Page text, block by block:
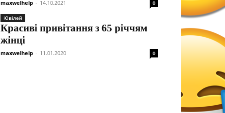
maxwelhelp - 14.10.2021 0
Ювілей
Красиві привітання з 65 річчям
жінці
maxwelhelp - 11.01.2020 0